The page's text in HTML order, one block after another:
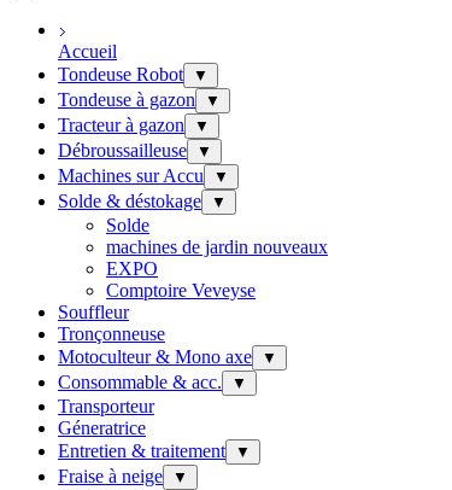
Accueil
Tondeuse Robot
▼
Tondeuse à gazon ▼
Tracteur à gazon ▼
Débroussailleuse ▼
Machines sur Accu ▼
Solde & déstokage ▼
Solde
machines de jardin nouveaux
EXPO
Comptoire Veveyse
Souffleur
Tronçonneuse
Motoculteur & Mono axe
▼
Consommable & acc. ▼
Transporteur
Géneratrice
Entretien & traitement
▼
Fraise à neige ▼